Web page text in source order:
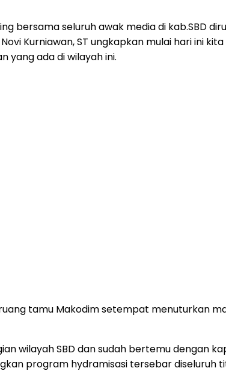
bersama seluruh awak media di kab.SBD
Kurniawan, ST ungkapkan mulai hari ini
yang ada di wilayah ini.
tamu Makodim setempat menuturkan
wilayah SBD dan sudah bertemu dengan
program hydramisasi tersebar